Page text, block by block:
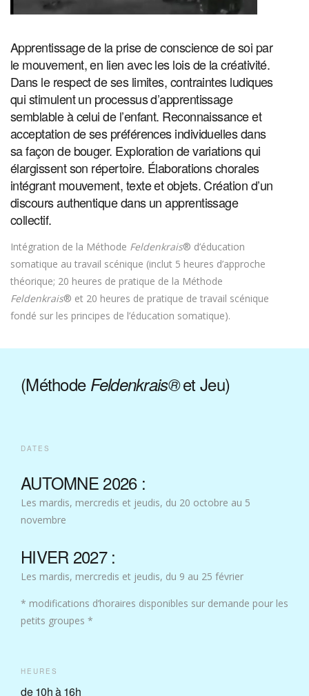
Apprentissage de la prise de conscience de soi par
le mouvement, en lien avec les lois de la créativité.
Dans le respect de ses limites, contraintes ludiques
qui stimulent un processus d’apprentissage
semblable à celui de l’enfant. Reconnaissance et
acceptation de ses préférences individuelles dans
sa façon de bouger. Exploration de variations qui
élargissent son répertoire. Élaborations chorales
intégrant mouvement, texte et objets. Création d’un
discours authentique dans un apprentissage
collectif.
Intégration de la Méthode Feldenkrais® d’éducation
somatique au travail scénique (inclut 5 heures d’approche
théorique; 20 heures de pratique de la Méthode
Feldenkrais® et 20 heures de pratique de travail scénique
fondé sur les principes de l’éducation somatique).
(Méthode Feldenkrais®et Jeu)
DATES
AUTOMNE 2026 :
Les mardis, mercredis et jeudis, du 20 octobre au 5
novembre
HIVER 2027 :
Les mardis, mercredis et jeudis, du 9 au 25 février
* modifications d’horaires disponibles sur demande pour les
petits groupes *
HEURES
de 10h à 16h